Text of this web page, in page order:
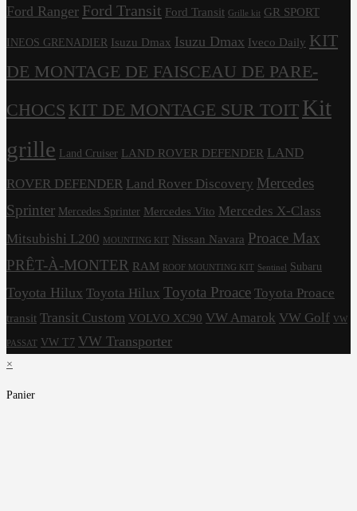
Ford Ranger Ford Transit Ford Transit Grille kit GR SPORT
INEOS GRENADIER Isuzu Dmax Isuzu Dmax Iveco Daily KIT
DE MONTAGE DE FAISCEAU DE PARE-
CHOCS KIT DE MONTAGE SUR TOIT Kit
grille Land Cruiser LAND ROVER DEFENDER LAND
ROVER DEFENDER Land Rover Discovery Mercedes
Sprinter Mercedes Sprinter Mercedes Vito Mercedes X-Class
Mitsubishi L200
MOUNTING KIT Nissan Navara Proace Max
PRÊT-À-MONTER RAM ROOF MOUNTING KIT Sentinel Subaru
Toyota Hilux Toyota Hilux Toyota Proace Toyota Proace
transit Transit Custom VOLVO XC90 VW Amarok VW Golf VW
PASSAT VW T7 VW Transporter
×
Panier